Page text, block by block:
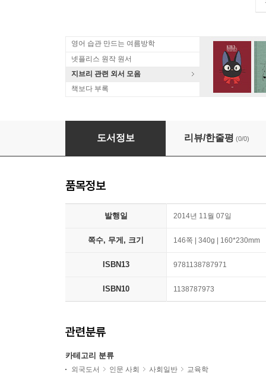
영어 습관 만드는 여름방학
넷플리스 원작 원서
지브리 관련 외서 모음
책보다 부록
Childhood, Education and Philosophy
도서정보 리뷰/한줄평 (0/0)
품목정보
발행일 2014년 11월 07일
쪽수, 무게, 크기 146쪽 | 340g | 160*230mm
ISBN13 9781138787971
ISBN10 1138787973
관련분류
카테고리 분류
외국도서 인문 사회 사회일반 교육학